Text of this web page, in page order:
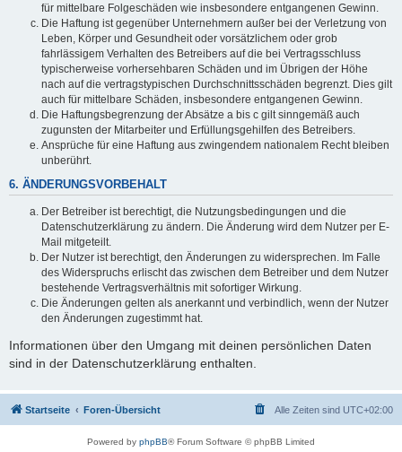
für mittelbare Folgeschäden wie insbesondere entgangenen Gewinn.
Die Haftung ist gegenüber Unternehmern außer bei der Verletzung von
Leben, Körper und Gesundheit oder vorsätzlichem oder grob
fahrlässigem Verhalten des Betreibers auf die bei Vertragsschluss
typischerweise vorhersehbaren Schäden und im Übrigen der Höhe
nach auf die vertragstypischen Durchschnittsschäden begrenzt. Dies gilt
auch für mittelbare Schäden, insbesondere entgangenen Gewinn.
Die Haftungsbegrenzung der Absätze a bis c gilt sinngemäß auch
zugunsten der Mitarbeiter und Erfüllungsgehilfen des Betreibers.
Ansprüche für eine Haftung aus zwingendem nationalem Recht bleiben
unberührt.
6. ÄNDERUNGSVORBEHALT
Der Betreiber ist berechtigt, die Nutzungsbedingungen und die
Datenschutzerklärung zu ändern. Die Änderung wird dem Nutzer per E-
Mail mitgeteilt.
Der Nutzer ist berechtigt, den Änderungen zu widersprechen. Im Falle
des Widerspruchs erlischt das zwischen dem Betreiber und dem Nutzer
bestehende Vertragsverhältnis mit sofortiger Wirkung.
Die Änderungen gelten als anerkannt und verbindlich, wenn der Nutzer
den Änderungen zugestimmt hat.
Informationen über den Umgang mit deinen persönlichen Daten
sind in der Datenschutzerklärung enthalten.
Startseite Foren-Übersicht Alle Zeiten sind UTC+02:00
Powered by phpBB® Forum Software © phpBB Limited